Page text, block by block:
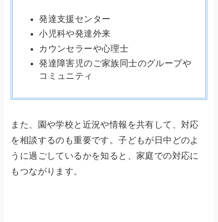
発達支援センター
小児科や発達外来
カウンセラーや心理士
発達障害児のご家族同士のグループや
コミュニティ
また、園や学校と近況や情報を共有して、対応
を相談するのも重要です。子どもが日中どのよ
うに過ごしているかを知ると、家庭での対応に
もつながります。